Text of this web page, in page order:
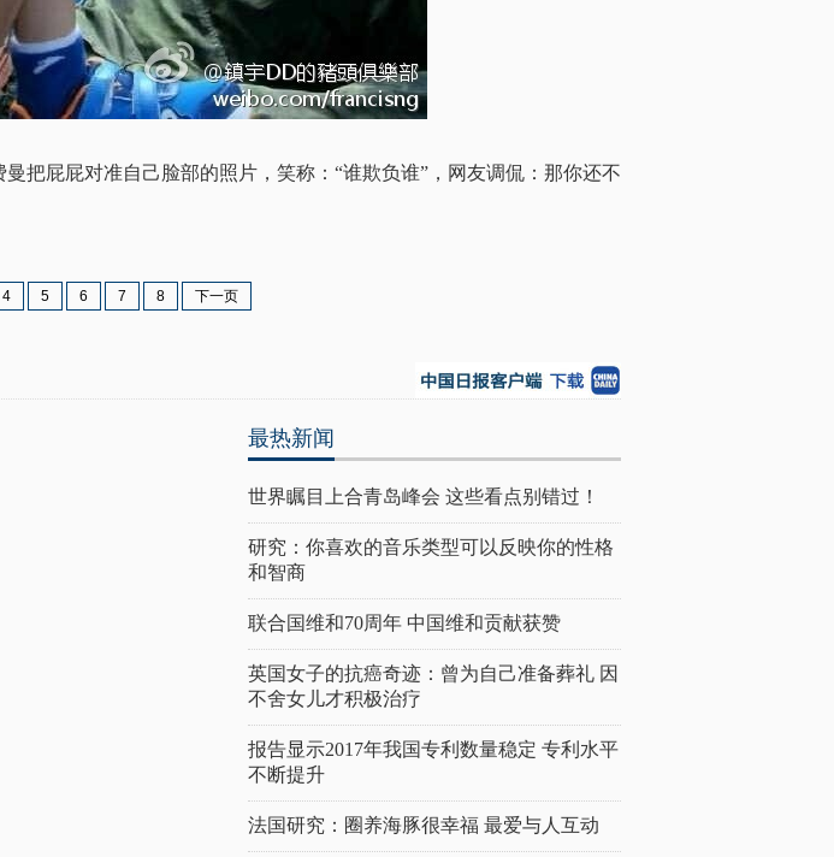
把屁屁对准自己脸部的照片，笑称：“谁欺负谁”，网友调侃：那你还不
4 5 6 7 8 下一页
最热新闻
世界瞩目上合青岛峰会 这些看点别错过！
研究：你喜欢的音乐类型可以反映你的性格
和智商
联合国维和70周年 中国维和贡献获赞
英国女子的抗癌奇迹：曾为自己准备葬礼 因
不舍女儿才积极治疗
报告显示2017年我国专利数量稳定 专利水平
不断提升
法国研究：圈养海豚很幸福 最爱与人互动